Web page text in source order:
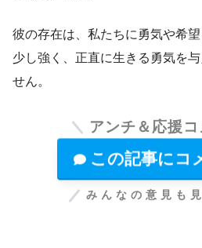
彼の存在は、私たちに勇気や希
少し強く、正直に生きる勇気を
せん。
アンチ＆応援コ
この記事にコ
みんなの意見も